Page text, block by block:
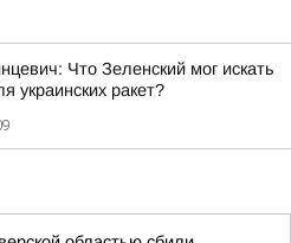
Что Зеленский мог искать
украинских ракет?